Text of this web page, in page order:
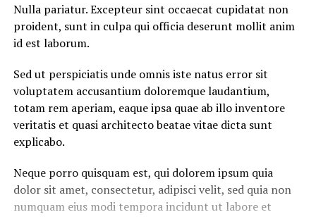
Nulla pariatur. Excepteur sint occaecat cupidatat non
proident, sunt in culpa qui officia deserunt mollit anim
id est laborum.
Sed ut perspiciatis unde omnis iste natus error sit
voluptatem accusantium doloremque laudantium,
totam rem aperiam, eaque ipsa quae ab illo inventore
veritatis et quasi architecto beatae vitae dicta sunt
explicabo.
Neque porro quisquam est, qui dolorem ipsum quia
dolor sit amet, consectetur, adipisci velit, sed quia non
numquam eius modi tempora incidunt ut labore et